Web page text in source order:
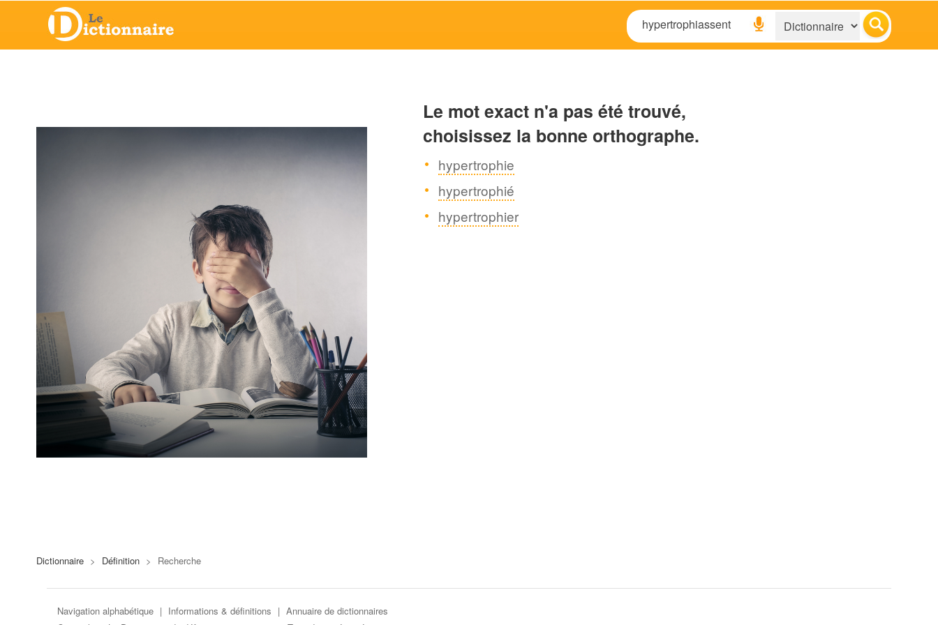
Le mot exact n'a pas été trouvé,
choisissez la bonne orthographe.
hypertrophie
hypertrophié
hypertrophier
Dictionnaire > Définition > Recherche
Navigation alphabétique | Informations & définitions | Annuaire de dictionnaires